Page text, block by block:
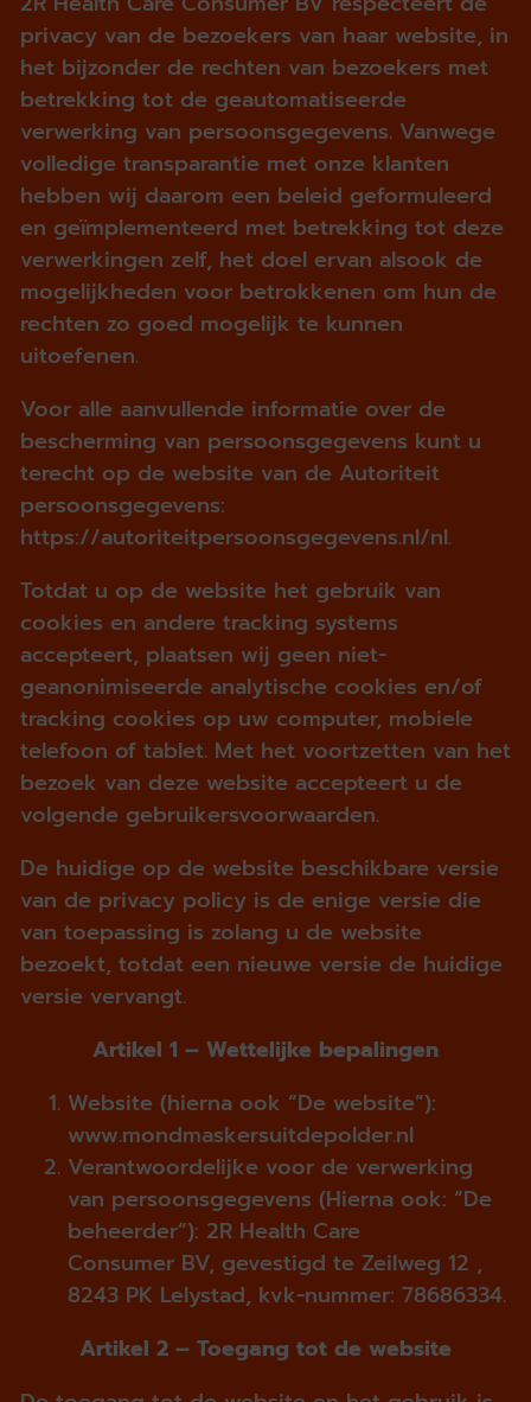
privacy van de bezoekers van haar website, in
het bijzonder de rechten van bezoekers met
betrekking tot de geautomatiseerde
verwerking van persoonsgegevens. Vanwege
volledige transparantie met onze klanten
hebben wij daarom een beleid geformuleerd
en geïmplementeerd met betrekking tot deze
verwerkingen zelf, het doel ervan alsook de
mogelijkheden voor betrokkenen om hun de
rechten zo goed mogelijk te kunnen
uitoefenen.
Voor alle aanvullende informatie over de
bescherming van persoonsgegevens kunt u
terecht op de website van de Autoriteit
persoonsgegevens:
https://autoriteitpersoonsgegevens.nl/nl.
Totdat u op de website het gebruik van
cookies en andere tracking systems
accepteert, plaatsen wij geen niet-
geanonimiseerde analytische cookies en/of
tracking cookies op uw computer, mobiele
telefoon of tablet. Met het voortzetten van het
bezoek van deze website accepteert u de
volgende gebruikersvoorwaarden.
De huidige op de website beschikbare versie
van de privacy policy is de enige versie die
van toepassing is zolang u de website
bezoekt, totdat een nieuwe versie de huidige
versie vervangt.
Artikel 1 – Wettelijke bepalingen
Website (hierna ook “De website”):
www.mondmaskersuitdepolder.nl
Verantwoordelijke voor de verwerking
van persoonsgegevens (Hierna ook: “De
beheerder”): 2R Health Care
Consumer BV, gevestigd te Zeilweg 12 ,
8243 PK Lelystad, kvk-nummer: 78686334.
Artikel 2 – Toegang tot de website